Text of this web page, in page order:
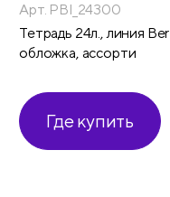
Арт. PBl_24300
Тетрадь 24л., линия
обложка, ассорти
Где купить